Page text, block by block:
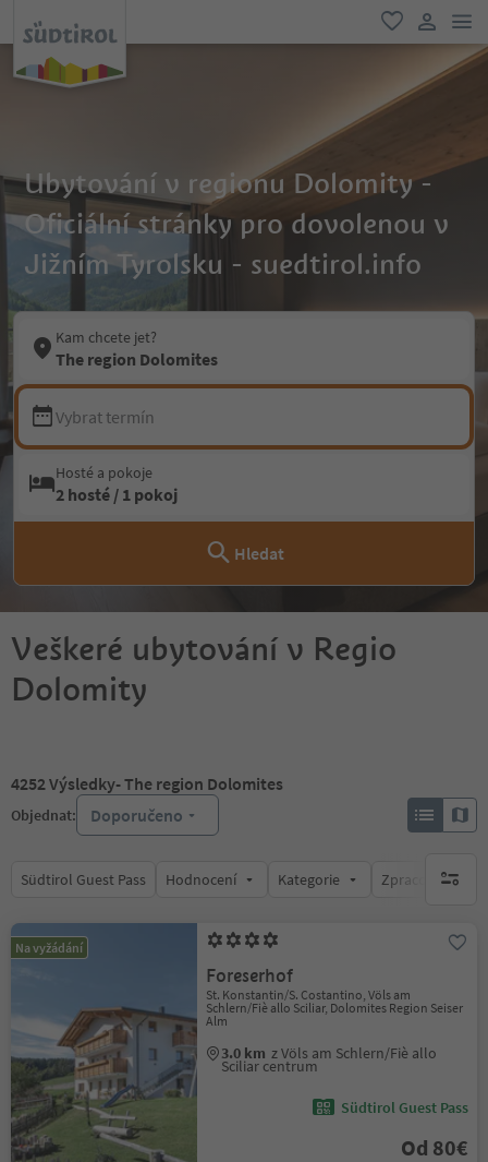
oblíbené
Ubytování v regionu Dolomity -
Oficiální stránky pro dovolenou v
Jižním Tyrolsku - suedtirol.info
Kam chcete jet?
The region Dolomites
Vybrat termín
Hosté a pokoje
2 hosté / 1 pokoj
Hledat
Veškeré ubytování v Regio
Dolomity
4252Výsledky- The region Dolomites
Objednat: Doporučeno
Südtirol Guest Pass Hodnocení Kategorie Zpracovávábrak
Na vyžádání
Foreserhof
St. Konstantin/S. Costantino, Völs am
Schlern/Fiè allo Sciliar, Dolomites Region Seiser
Alm
3.0 km z Völs am Schlern/Fiè allo
Sciliar centrum
Südtirol Guest Pass
Od 80€